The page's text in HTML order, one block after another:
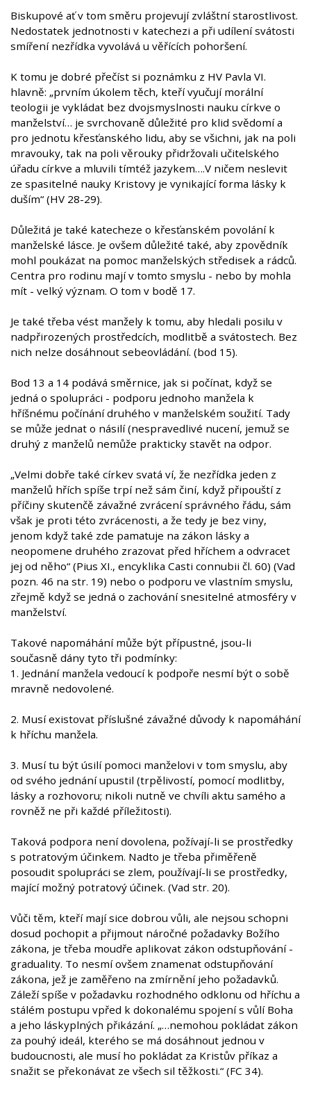
Biskupové ať v tom směru projevují zvláštní starostlivost.
Nedostatek jednotnosti v katechezi a při udílení svátosti
smíření nezřídka vyvolává u věřících pohoršení.
K tomu je dobré přečíst si poznámku z HV Pavla VI.
hlavně: „prvním úkolem těch, kteří vyučují morální
teologii je vykládat bez dvojsmyslnosti nauku církve o
manželství… je svrchovaně důležité pro klid svědomí a
pro jednotu křesťanského lidu, aby se všichni, jak na poli
mravouky, tak na poli věrouky přidržovali učitelského
úřadu církve a mluvili tímtéž jazykem….V ničem neslevit
ze spasitelné nauky Kristovy je vynikající forma lásky k
duším“ (HV 28-29).
Důležitá je také katecheze o křesťanském povolání k
manželské lásce. Je ovšem důležité také, aby zpovědník
mohl poukázat na pomoc manželských středisek a rádců.
Centra pro rodinu mají v tomto smyslu - nebo by mohla
mít - velký význam. O tom v bodě 17.
Je také třeba vést manžely k tomu, aby hledali posilu v
nadpřirozených prostředcích, modlitbě a svátostech. Bez
nich nelze dosáhnout sebeovládání. (bod 15).
Bod 13 a 14 podává směrnice, jak si počínat, když se
jedná o spolupráci - podporu jednoho manžela k
hříšnému počínání druhého v manželském soužití. Tady
se může jednat o násilí (nespravedlivé nucení, jemuž se
druhý z manželů nemůže prakticky stavět na odpor.
„Velmi dobře také církev svatá ví, že nezřídka jeden z
manželů hřích spíše trpí než sám činí, když připouští z
příčiny skutenčě závažné zvrácení správného řádu, sám
však je proti této zvrácenosti, a že tedy je bez viny,
jenom když také zde pamatuje na zákon lásky a
neopomene druhého zrazovat před hříchem a odvracet
jej od něho“ (Pius XI., encyklika Casti connubii čl. 60) (Vad
pozn. 46 na str. 19) nebo o podporu ve vlastním smyslu,
zřejmě když se jedná o zachování snesitelné atmosféry v
manželství.
Takové napomáhání může být přípustné, jsou-li
současně dány tyto tři podmínky:
1. Jednání manžela vedoucí k podpoře nesmí být o sobě
mravně nedovolené.
2. Musí existovat příslušné závažné důvody k napomáhání
k hříchu manžela.
3. Musí tu být úsilí pomoci manželovi v tom smyslu, aby
od svého jednání upustil (trpělivostí, pomocí modlitby,
lásky a rozhovoru; nikoli nutně ve chvíli aktu samého a
rovněž ne při každé příležitosti).
Taková podpora není dovolena, požívají-li se prostředky
s potratovým účinkem. Nadto je třeba přiměřeně
posoudit spolupráci se zlem, používají-li se prostředky,
mající možný potratový účinek. (Vad str. 20).
Vůči těm, kteří mají sice dobrou vůli, ale nejsou schopni
dosud pochopit a přijmout náročné požadavky Božího
zákona, je třeba moudře aplikovat zákon odstupňování -
graduality. To nesmí ovšem znamenat odstupňování
zákona, jež je zaměřeno na zmírnění jeho požadavků.
Záleží spíše v požadavku rozhodného odklonu od hříchu a
stálém postupu vpřed k dokonalému spojení s vůlí Boha
a jeho láskyplných přikázání. „…nemohou pokládat zákon
za pouhý ideál, kterého se má dosáhnout jednou v
budoucnosti, ale musí ho pokládat za Kristův příkaz a
snažit se překonávat ze všech sil těžkosti.“ (FC 34).